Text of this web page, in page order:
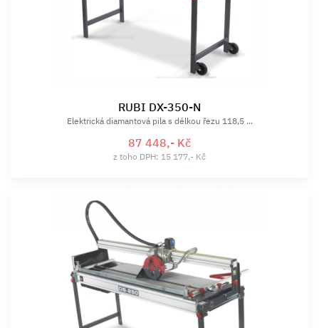
RUBI DX-350-N
Elektrická diamantová pila s délkou řezu 118,5 ...
87 448,- Kč
z toho DPH: 15 177,- Kč